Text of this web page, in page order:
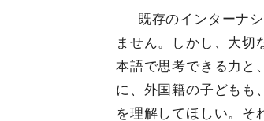
「既存のインターナ
ません。しかし、大切
本語で思考できる力と
に、外国籍の子どもも
を理解してほしい。そ